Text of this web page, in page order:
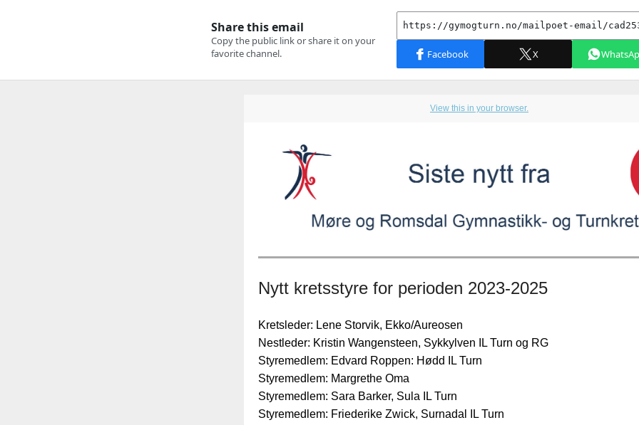
View this in your browser.
Nytt kretsstyre for perioden 2023-2025
Kretsleder: Lene Storvik, Ekko/Aureosen
Nestleder: Kristin Wangensteen, Sykkylven IL Turn og RG
Styremedlem: Edvard Roppen: Hødd IL Turn
Styremedlem: Margrethe Oma
Styremedlem: Sara Barker, Sula IL Turn
Styremedlem: Friederike Zwick, Surnadal IL Turn